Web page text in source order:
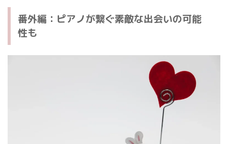
番外編：ピアノが繋ぐ素敵な出会いの可能
性も